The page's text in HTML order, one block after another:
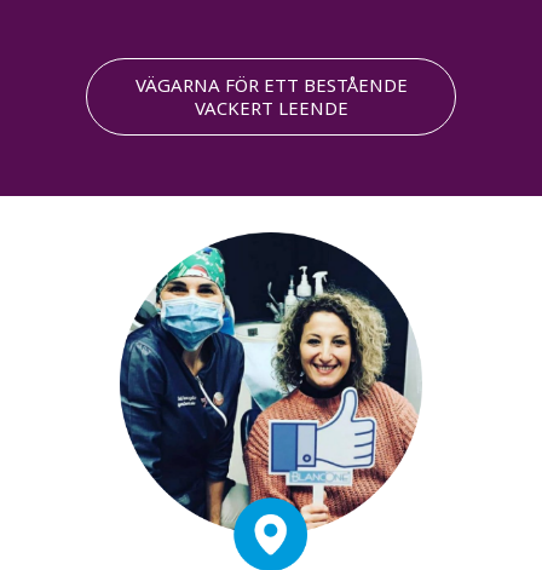
VÄGARNA FÖR ETT BESTÅENDE
VACKERT LEENDE